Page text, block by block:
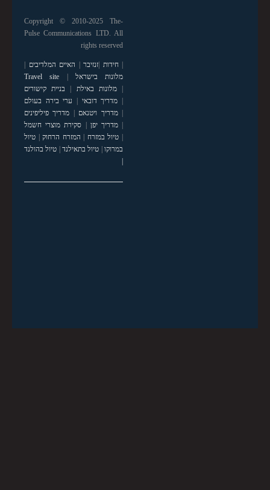
Copyright © 2010-2025 The-
Pulse Communications LTD. All
rights reserved
|חידות |זנזיבר | האיים המלדיבים |
מלונות בישראל |
Travel site
|מלונות באילת | בניית קישורים
| מדריך דובאי | ערי בירה בעולם
|מדריך ויטנאם | מדריך פיליפינים
|מדריך יפן | סקירת מוצרי חשמל
| טיול במזרח | המזרח הרחוק| טיול
במרוקו| טיול בתאילנד| טיול בהולנד
|